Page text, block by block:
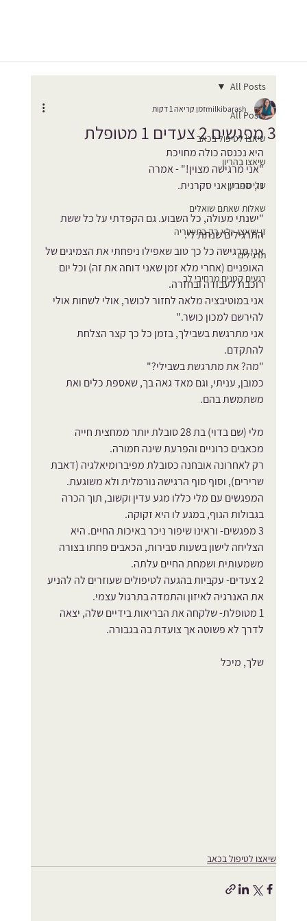
All Posts
שיאצו לטיפול בכאב
שיאצו בהריון
שלי מהבטן
שאלות שאתם שואלים
זן שיאצו- ולא רק בתיאוריה
תרגילים
רגעים קטנים מרחיבי לב
All Posts
3 מפגשים 2 צעדים 1 מטופלת
milkibarashזמן קריאה 1 דקות
היא נכנסה כולה מחויכת
"אני מרגישה מצוין!" - אמרה
נו, ספרי, אני סקרנית.
"ישנתי מעולה, כל השבוע. גם הקפדתי על כל ששת
התרגילים שנתת לי.
אני מרגישה כל כך טוב שאפילו ניפחתי את הצמיגים של
האופניים (אחרי מלא זמן שאני דוחה את זה) וכל יום
רוכבת לעבודה ובחזרה.
אני במוטיבציה מלאה לחזור לכושר, אולי לשחות אולי
להירשם למכון כושר."
אני מתרגשת בשבילך, בזמן כל כך קצר הצלחת
להתקדם.
"מה? את מתרגשת בשבילי?"
כמובן, עניתי, וגם מאד גאה בך, שאספת כלים ואת
משתמשת בהם.
מלי (שם בדוי) בת 28 סובלת יותר ממחצית חייה
מכאבים כרוניים והפרעת שינה חמורה.
רק לאחרונה אובחנה כסובלת מפיברומיאלגיה (דאבת
שרירים), וסוף סוף הרגישה נורמלית ולא משוגעת.
המפגשים עם מלי כללו מגע עדין וקשוב, תוך הכרה
בגבולות הגוף, במגע לו היא זקוקה.
3 מפגשים- וראינו שיפור ניכר באיכות החיים. היא
הצליחה לישון בשעות סבירות, הכאבים פחתו בצורה
משמעותית ושמחת החיים עלתה.
2 צעדים- עקביות בהגעה לטיפולים שעוזרים לה להניע
את האנרגיה לאיזון והתמדה בתרגול עצמי.
1 מטופלת- שלקחה את הבריאות בידיים שלה, יצאה
לדרך לא פשוטה אך צועדת בה בגבורה.
שלך, מיכל
שיאצו לטיפול בכאב